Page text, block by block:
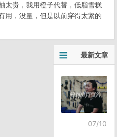
太贵，我用橙子代替，低脂雪糕
用，没量，但是以前穿得太紧的
最新文章
07/10